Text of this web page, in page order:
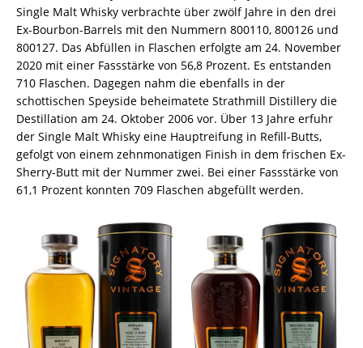
Single Malt Whisky verbrachte über zwölf Jahre in den drei
Ex-Bourbon-Barrels mit den Nummern 800110, 800126 und
800127. Das Abfüllen in Flaschen erfolgte am 24. November
2020 mit einer Fassstärke von 56,8 Prozent. Es entstanden
710 Flaschen. Dagegen nahm die ebenfalls in der
schottischen Speyside beheimatete Strathmill Distillery die
Destillation am 24. Oktober 2006 vor. Über 13 Jahre erfuhr
der Single Malt Whisky eine Hauptreifung in Refill-Butts,
gefolgt von einem zehnmonatigen Finish in dem frischen Ex-
Sherry-Butt mit der Nummer zwei. Bei einer Fassstärke von
61,1 Prozent konnten 709 Flaschen abgefüllt werden.